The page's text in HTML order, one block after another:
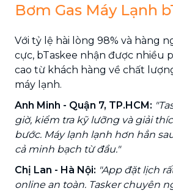
Bơm Gas Máy Lạnh
Với tỷ lệ hài lòng 98% và hàng
cực, bTaskee nhận được nhiều
cao từ khách hàng về chất
máy lạnh.
Anh Minh - Quận 7, TP.HCM:
giờ, kiểm tra kỹ lưỡng và giải
bước. Máy lạnh lạnh hơn hẳn
cả minh bạch từ đầu."
Chị Lan - Hà Nội: "App đặt lịch
online an toàn. Tasker chuyên